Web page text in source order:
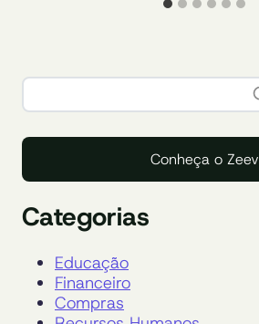
Conheça o Zeev
Categorias
Educação
Financeiro
Compras